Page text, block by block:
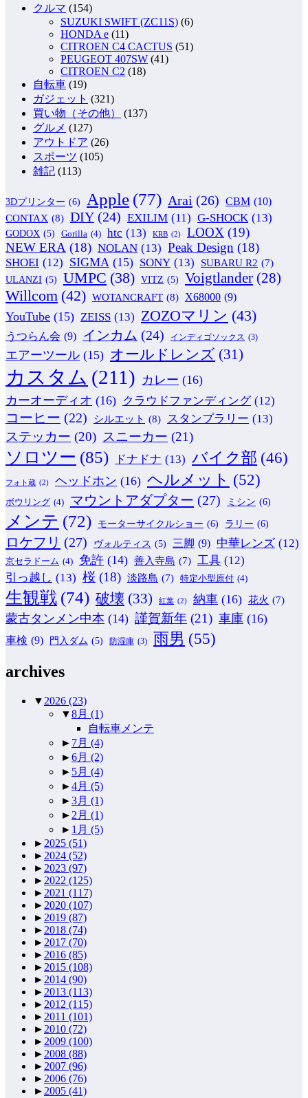
クルマ (154)
SUZUKI SWIFT (ZC11S) (6)
HONDA e (11)
CITROEN C4 CACTUS (51)
PEUGEOT 407SW (41)
CITROEN C2 (18)
自転車 (19)
ガジェット (321)
買い物（その他）
(137)
グルメ (127)
アウトドア (26)
スポーツ (105)
雑記 (113)
3Dプリンター (6) Apple (77) Arai (26) CBM (10)
CONTAX (8) DIY (24) EXILIM (11) G-SHOCK (13)
GODOX (5) Gorilla (4) htc (13) KRB (2) LOOX (19)
NEW ERA (18) NOLAN (13) Peak Design (18)
SHOEI (12) SIGMA (15) SONY (13) SUBARU R2 (7)
ULANZI (5) UMPC (38) VITZ (5) Voigtlander (28)
Willcom (42) WOTANCRAFT (8) X68000 (9)
YouTube (15) ZEISS (13) ZOZOマリン (43)
うつらん会 (9) インカム (24) インディゴソックス (3)
エアーツール (15) オールドレンズ (31)
カスタム (211) カレー (16)
カーオーディオ (16) クラウドファンディング (12)
コーヒー (22) シルエット (8) スタンプラリー (13)
ステッカー (20) スニーカー (21)
ソロツー (85) ドナドナ (13) バイク部 (46)
フォト蔵 (2) ヘッドホン (16) ヘルメット (52)
ボウリング (4) マウントアダプター (27) ミシン (6)
メンテ (72) モーターサイクルショー (6) ラリー (6)
ロケフリ (27) ヴォルティス (5) 三脚 (9) 中華レンズ (12)
京セラドーム (4) 免許 (14) 善入寺島 (7) 工具 (12)
引っ越し (13) 桜 (18) 淡路島 (7) 特定小型原付 (4)
生観戦 (74) 破壊 (33) 紅葉 (2) 納車 (16) 花火 (7)
蒙古タンメン中本 (14) 謹賀新年 (21) 車庫 (16)
車検 (9) 門入ダム (5) 防湿庫 (3) 雨男 (55)
archives
▼ 2026 (23)
▼8月 (1)
自転車メンテ
► 7月 (4)
►6月 (2)
► 5月 (4)
►4月 (5)
►3月 (1)
► 2月 (1)
► 1月 (5)
► 2025 (51)
► 2024 (52)
► 2023 (97)
► 2022 (125)
► 2021 (117)
► 2020 (107)
► 2019 (87)
► 2018 (74)
► 2017 (70)
► 2016 (85)
► 2015 (108)
► 2014 (90)
► 2013 (113)
► 2012 (115)
► 2011 (101)
► 2010 (72)
► 2009 (100)
► 2008 (88)
► 2007 (96)
► 2006 (76)
► 2005 (41)